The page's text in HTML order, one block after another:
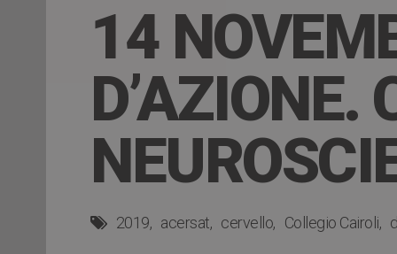
14
D’AZIONE.
2019 acersat cervello Collegio Cairoli